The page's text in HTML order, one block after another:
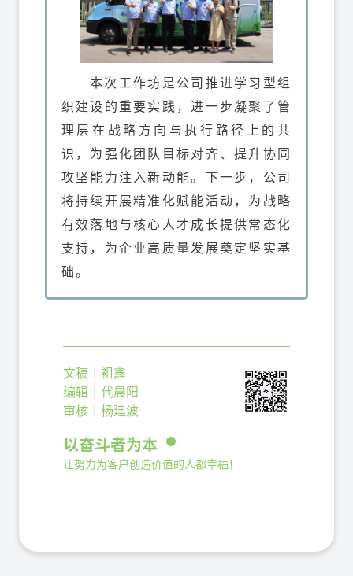
本次工作坊是公司推进学习型组
织建设的重要实践，进一步凝聚了管
理层在战略方向与执行路径上的共
识，为强化团队目标对齐、提升协同
攻坚能力注入新动能。下一步，公司
将持续开展精准化赋能活动，为战略
有效落地与核心人才成长提供常态化
支持，为企业高质量发展奠定坚实基
础。
文稿｜祖鑫
编辑｜代晨阳
审核｜杨建波
以奋斗者为本
让努力为客户创造价值的人都幸福！